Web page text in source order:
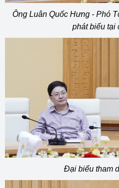
Ông Luân Quốc Hưng - Phó
phát biểu tại
Đại biểu tham